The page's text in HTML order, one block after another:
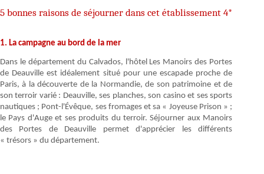
5 bonnes raisons de séjourner dans cet établissement 4*
1. La campagne au bord de la mer
Dans le département du Calvados, l'hôtel Les Manoirs des Portes
de Deauville est idéalement situé pour une escapade proche de
Paris, à la découverte de la Normandie, de son patrimoine et de
son terroir varié : Deauville, ses planches, son casino et ses sports
nautiques ; Pont-l'Évêque, ses fromages et sa « Joyeuse Prison » ;
le Pays d'Auge et ses produits du terroir. Séjourner aux Manoirs
des Portes de Deauville permet d'apprécier les différents
« trésors » du département.